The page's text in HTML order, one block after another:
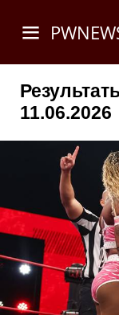
11.06.2026